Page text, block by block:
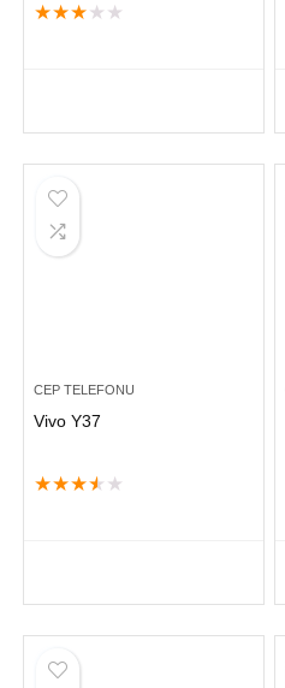
★★★ ★ ★
CEP TELEFONU
Vivo Y37
★★★★ ★